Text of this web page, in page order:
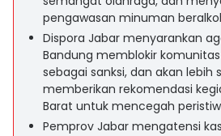
pengawasan minuman
Dispora Jabar menyarankan
Bandung memblokir
sebagai sanksi, dan akan lebih
memberikan rekomendasi
Barat untuk mencegah
Pemprov Jabar mengatensi